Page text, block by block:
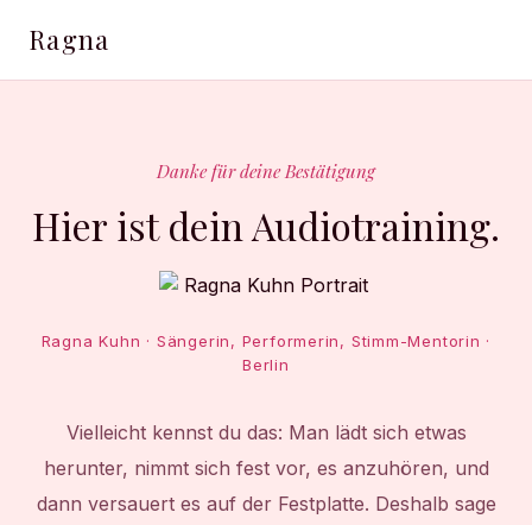
Ragna
Danke für deine Bestätigung
Hier ist dein Audiotraining.
Ragna Kuhn · Sängerin, Performerin, Stimm-Mentorin ·
Berlin
Vielleicht kennst du das: Man lädt sich etwas
herunter, nimmt sich fest vor, es anzuhören, und
dann versauert es auf der Festplatte. Deshalb sage